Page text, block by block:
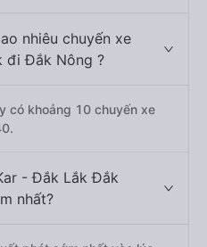
nhiêu chuyến xe
đi Đắk Nông ?
có khoảng 10 chuyến xe
- Đắk Lắk Đắk
nhất?